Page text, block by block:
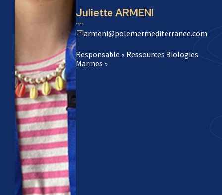
Juliette ARMENI
armeni@polemermediterranee.com
Responsable « Ressources Biologies
Marines »